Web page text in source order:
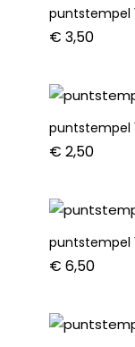
puntstempel
€ 3,50
puntstempel
€ 2,50
puntstempel
€ 6,50